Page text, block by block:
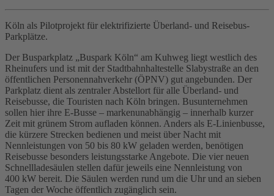
Köln als Pilotprojekt für elektrifizierte Überland- und Reisebus-
Parkplätze.
Der Busparkplatz „Buspark Köln“ am Kuhweg liegt westlich des
Rheinufers und ist mit der Stadtbahnhaltestelle Slabystraße an den
öffentlichen Personennahverkehr (ÖPNV) gut angebunden. Der
Parkplatz dient als zentraler Abstellort für alle Überland- und
Reisebusse, die Touristen nach Köln bringen. Busunternehmen
sollen hier ihre E‑Busse – markenunabhängig – innerhalb kurzer
Zeit mit grünem Strom aufladen können. Anders als E‑Linienbusse,
die kürzere Strecken bedienen und meist über Nacht mit
Nennleistungen von 50 bis 80 kW geladen werden, benötigen
Reisebusse besonders leistungsstarke Angebote. Die vier neuen
Schnellladesäulen stellen dafür jeweils eine Nennleistung von
400 kW bereit. Die Säulen werden rund um die Uhr und an sieben
Tagen der Woche öffentlich zugänglich sein.